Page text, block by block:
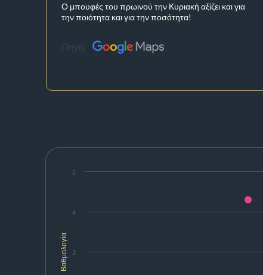
Ο μπουφές του πρωινού την Κυριακή αξίζει και για
την ποιότητα και για την ποσότητα!
Πηγή:
Βαθμολογία 3
4
5